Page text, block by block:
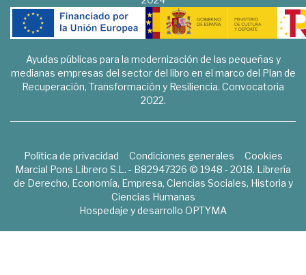
Ayudas públicas para la modernización de las pequeñas y
medianas empresas del sector del libro en el marco del Plan de
Recuperación, Transformación y Resiliencia. Convocatoria
2022.
Política de privacidad Condiciones generales
Cookies
Marcial Pons Librero S.L. - B82947326 © 1948 - 2018. Librería
de Derecho, Economía, Empresa, Ciencias Sociales, Historia y
Ciencias Humanas
Hospedaje y desarrollo OPTYMA